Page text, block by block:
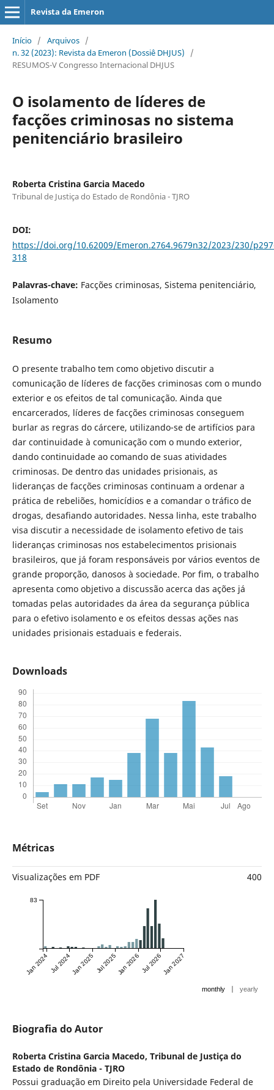
Revista da Emeron
Início / Arquivos /
n. 32 (2023): Revista da Emeron (Dossiê DHJUS)
/
RESUMOS-V Congresso Internacional DHJUS
O isolamento de líderes de
facções criminosas no sistema
penitenciário brasileiro
Roberta Cristina Garcia Macedo
Tribunal de Justiça do Estado de Rondônia - TJRO
DOI:
https://doi.org/10.62009/Emeron.2764.9679n32/2023/230/
318
Palavras-chave: Facções criminosas, Sistema penitenciário,
Isolamento
Resumo
O presente trabalho tem como objetivo discutir a
comunicação de líderes de facções criminosas com o mundo
exterior e os efeitos de tal comunicação. Ainda que
encarcerados, líderes de facções criminosas conseguem
burlar as regras do cárcere, utilizando-se de artifícios para
dar continuidade à comunicação com o mundo exterior,
dando continuidade ao comando de suas atividades
criminosas. De dentro das unidades prisionais, as
lideranças de facções criminosas continuam a ordenar a
prática de rebeliões, homicídios e a comandar o tráfico de
drogas, desafiando autoridades. Nessa linha, este trabalho
visa discutir a necessidade de isolamento efetivo de tais
lideranças criminosas nos estabelecimentos prisionais
brasileiros, que já foram responsáveis por vários eventos de
grande proporção, danosos à sociedade. Por fim, o trabalho
apresenta como objetivo a discussão acerca das ações já
tomadas pelas autoridades da área da segurança pública
para o efetivo isolamento e os efeitos dessas ações nas
unidades prisionais estaduais e federais.
Downloads
Métricas
Visualizações em PDF 400
Jan 2024Jul 2024Jan 2025Jul 2025Jan 2026Jul 2026Jan 2027
83
monthly | yearly
Biografia do Autor
Roberta Cristina Garcia Macedo, Tribunal de Justiça do
Estado de Rondônia - TJRO
Possui graduação em Direito pela Universidade Federal de